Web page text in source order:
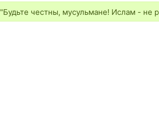
"Будьте честны, мусульмане! Ислам - не